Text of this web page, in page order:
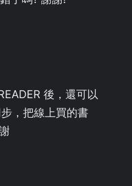
後，還可以
，把線上買的書